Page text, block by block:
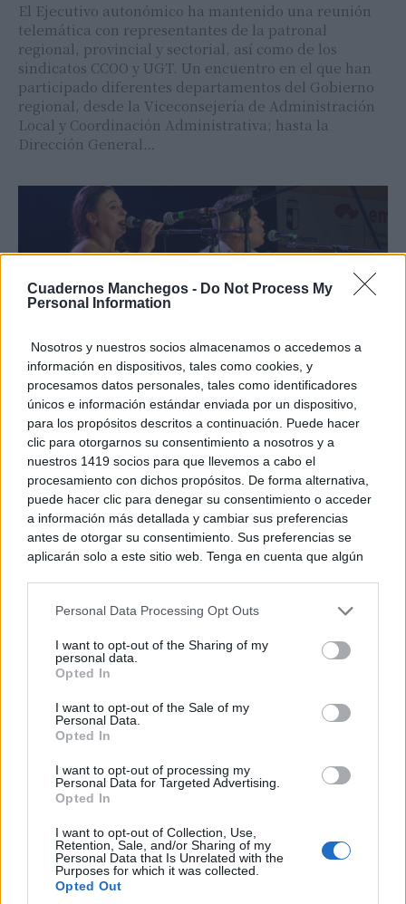
Cuadernos Manchegos - Do Not Process My
Personal Information
Nosotros y nuestros socios almacenamos o accedemos a
información en dispositivos, tales como cookies, y
procesamos datos personales, tales como identificadores
únicos e información estándar enviada por un dispositivo,
para los propósitos descritos a continuación. Puede hacer
clic para otorgarnos su consentimiento a nosotros y a
nuestros 1419 socios para que llevemos a cabo el
procesamiento con dichos propósitos. De forma alternativa,
puede hacer clic para denegar su consentimiento o acceder
a información más detallada y cambiar sus preferencias
antes de otorgar su consentimiento. Sus preferencias se
aplicarán solo a este sitio web. Tenga en cuenta que algún
rechazar tal procesamiento. Puede cambiar sus preferencias
a este sitio y haciendo clic en el botón "Privacidad" en la
parte inferior de la página web.
Please note that this website/app uses one or more Google
services and may gather and store information including but
not limited to your visit or usage behaviour. You may click to
use your data for below specified purposes in below Google
consent section.
Personal Data Processing Opt Outs
I want to opt-out of the Sharing of my
personal data.
Opted In
I want to opt-out of the Sale of my
Personal Data.
Opted In
I want to opt-out of processing my
Personal Data for Targeted Advertising.
Opted In
I want to opt-out of Collection, Use,
Retention, Sale, and/or Sharing of my
Personal Data that Is Unrelated with the
Purposes for which it was collected.
Opted Out
El Ejecutivo autonómico ha mantenido una reunión
telemática con representantes de la patronal
regional, provincial y sectorial, así como de los
sindicatos CCOO y UGT. Un encuentro en el que han
participado diferentes departamentos del Gobierno
regional, desde la Viceconsejería de Administración
Local y Coordinación Administrativa; hasta la
Dirección General…
TOLEDO
“La Soleá” llena de arte la Plaza de
España en el Festival Flamenco de la
Preferia de Villacañas
C. Manchegos - 07/08/2026
La Plaza de España volvió a convertirse anoche en el
gran escenario de la cultura popular con la
celebración del tradicional Festival Flamenco de...
TOLEDO
docente con más de 580 profesionales y
equipos directivos acompañados
C. Manchegos - 07/08/2026